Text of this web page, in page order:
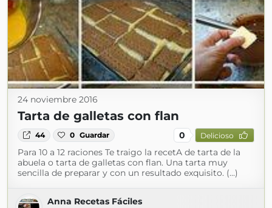
24 noviembre 2016
Tarta de galletas con flan
44 0 Guardar 0 Delicioso
Para 10 a 12 raciones Te traigo la recetA de tarta de la
abuela o tarta de galletas con flan. Una tarta muy
sencilla de preparar y con un resultado exquisito. (...)
Anna Recetas Fáciles